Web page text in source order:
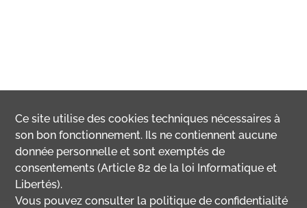
Ce site utilise descookies techniques nécessaires à
son bon fonctionnement. Ils ne contiennent aucune
donnée personnelle et sont exemptés de
consentements (Article 82 de la loi Informatique et
Libertés).
Vous pouvez consulter la politique de confidentialité